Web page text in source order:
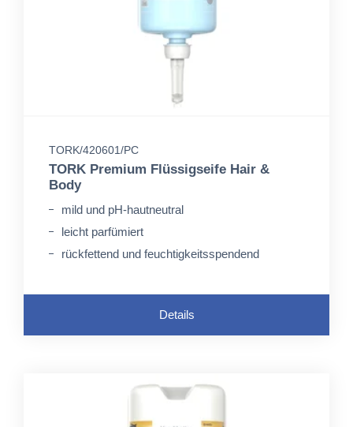
TORK/420601/PC
TORK Premium Flüssigseife Hair &
Body
mild und pH-hautneutral
leicht parfümiert
rückfettend und feuchtigkeitsspendend
Details